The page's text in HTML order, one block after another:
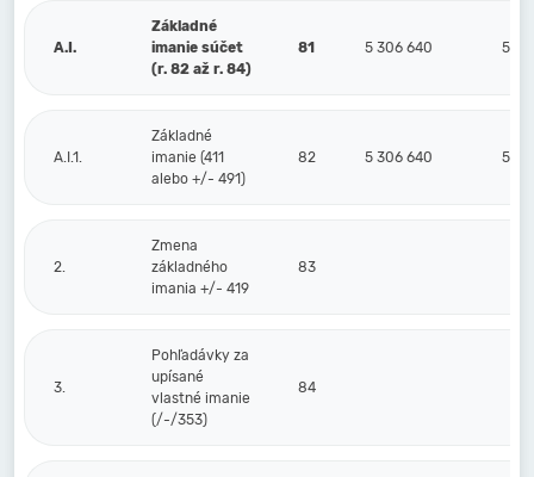
A.I.
Základné
imanie súčet
(r. 82 až r. 84)
81 5 306 640 5
A.I.1.
Základné
imanie (411
alebo +/- 491)
82 5 306 640 5
2.
Zmena
základného
imania +/- 419
83
3.
Pohľadávky za
upísané
vlastné imanie
(/-/353)
84